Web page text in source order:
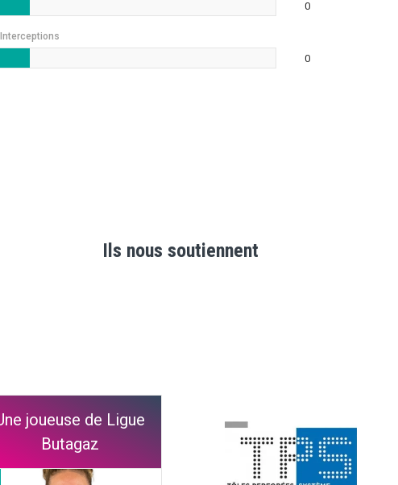
0
Interceptions
0
Ils nous soutiennent
joueuse de Ligue
Butagaz